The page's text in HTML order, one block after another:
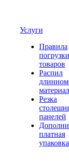
Услуги
Правила
погрузки
товаров
Распил
Резка
панелей
платная
упаковка